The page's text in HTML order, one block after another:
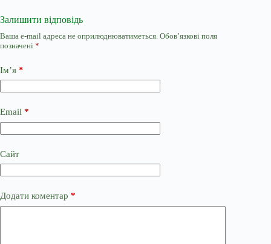
Залишити відповідь
Ваша e-mail адреса не оприлюднюватиметься. Обов’язкові поля
позначені *
Ім’я *
Email *
Сайт
Додати коментар *